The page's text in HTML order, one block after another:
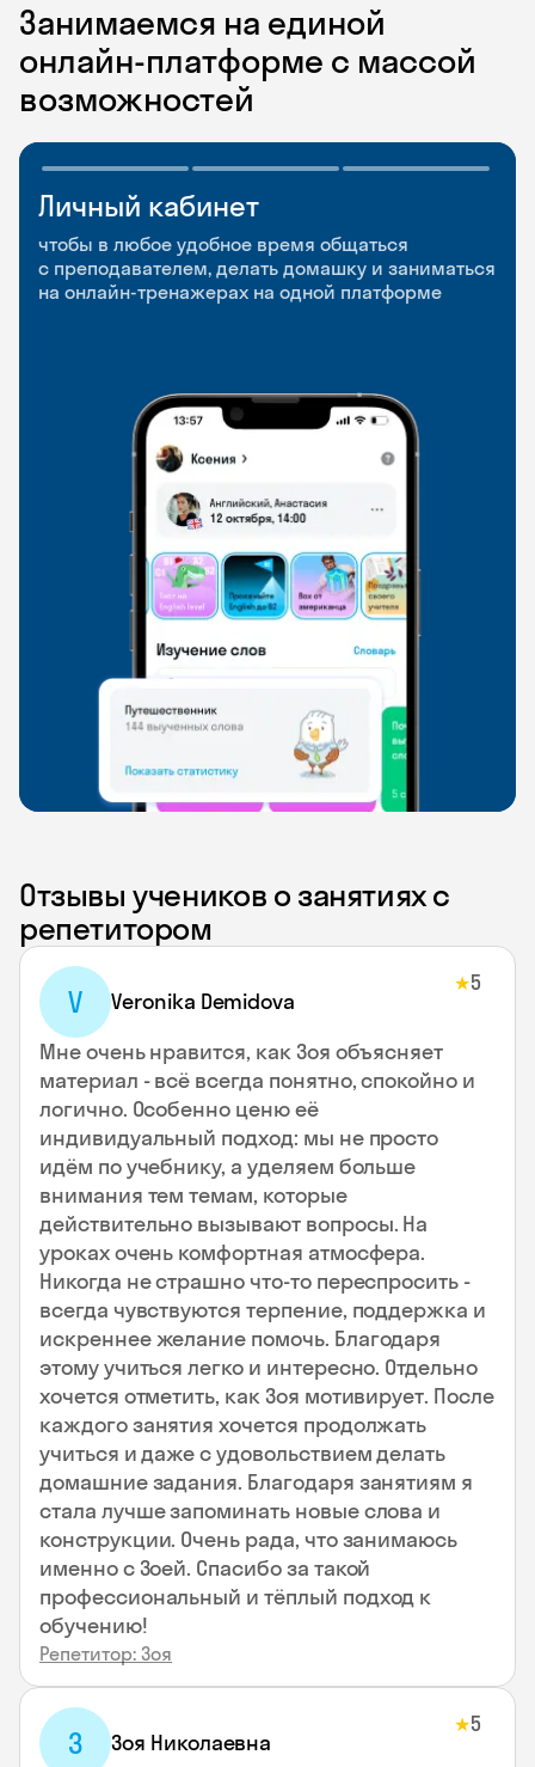
Занимаемся на единой
онлайн-платформе с массой
возможностей
Личный кабинет
чтобы в любое удобное время общаться
с преподавателем, делать домашку и заниматься
на онлайн-тренажерах на одной платформе
Мобильное
приложение
чтобы заниматься и изучать новые слова где
и когда удобно
Разговорные клубы
и Talks
Групповые занятия для разговорной практики
и индивидуальные встречи с преподавателями
Отзывы учеников о занятиях с
репетитором
V Veronika Demidova
★5
Мне очень нравится, как Зоя объясняет
материал - всё всегда понятно, спокойно и
логично. Особенно ценю её
индивидуальный подход: мы не просто
идём по учебнику, а уделяем больше
внимания тем темам, которые
действительно вызывают вопросы. На
уроках очень комфортная атмосфера.
Никогда не страшно что-то переспросить -
всегда чувствуются терпение, поддержка и
искреннее желание помочь. Благодаря
этому учиться легко и интересно. Отдельно
хочется отметить, как Зоя мотивирует. После
каждого занятия хочется продолжать
учиться и даже с удовольствием делать
домашние задания. Благодаря занятиям я
стала лучше запоминать новые слова и
конструкции. Очень рада, что занимаюсь
именно с Зоей. Спасибо за такой
профессиональный и тёплый подход к
обучению!
Репетитор: Зоя
З Зоя Николаевна
★5